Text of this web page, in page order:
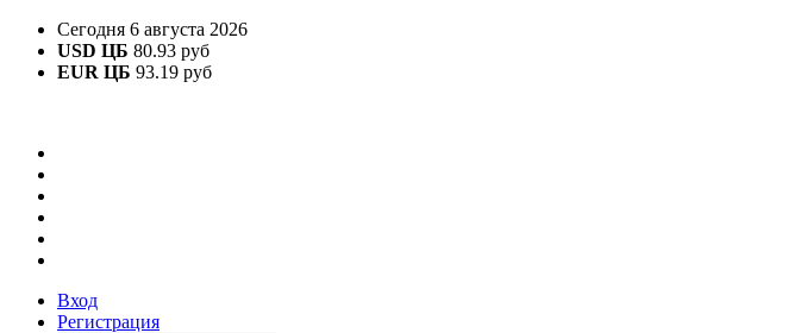
Сегодня 6 августа 2026
USD ЦБ 80.93 руб
EUR ЦБ 93.19 руб
Вход
Регистрация